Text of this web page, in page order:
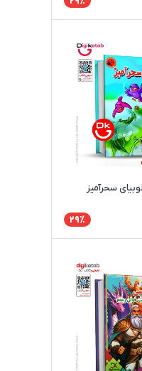
سحرآمیز
29٪